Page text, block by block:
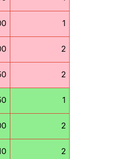
1
2
2
1
2
2